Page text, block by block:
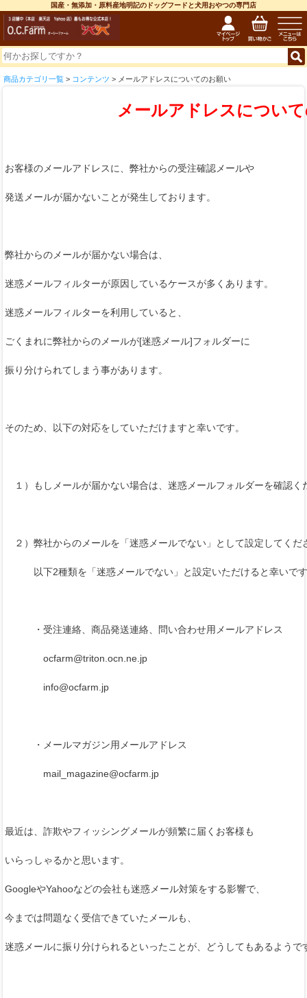
国産・無添加・原料産地明記のドッグフードと犬用おやつの専門店
商品カテゴリ一覧 > コンテンツ > メールアドレスについてのお願い
メールアドレスについ
お客様のメールアドレスに、弊社からの受注確認メールや
発送メールが届かないことが発生しております。
弊社からのメールが届かない場合は、
迷惑メールフィルターが原因しているケースが多くあります。
迷惑メールフィルターを利用していると、
ごくまれに弊社からのメールが[迷惑メール]フォルダーに
振り分けられてしまう事があります。
そのため、以下の対応をしていただけますと幸いです。
１）もしメールが届かない場合は、迷惑メールフォルダーを確認く
２）弊社からのメールを「迷惑メールでない」として設定してくだ
以下2種類を「迷惑メールでない」と設定いただけると幸いで
・受注連絡、商品発送連絡、問い合わせ用メールアドレス
ocfarm@triton.ocn.ne.jp
info@ocfarm.jp
・メールマガジン用メールアドレス
mail_magazine@ocfarm.jp
最近は、詐欺やフィッシングメールが頻繁に届くお客様も
いらっしゃるかと思います。
GoogleやYahooなどの会社も迷惑メール対策をする影響で、
今までは問題なく受信できていたメールも、
迷惑メールに振り分けられるといったことが、どうしてもあるようで